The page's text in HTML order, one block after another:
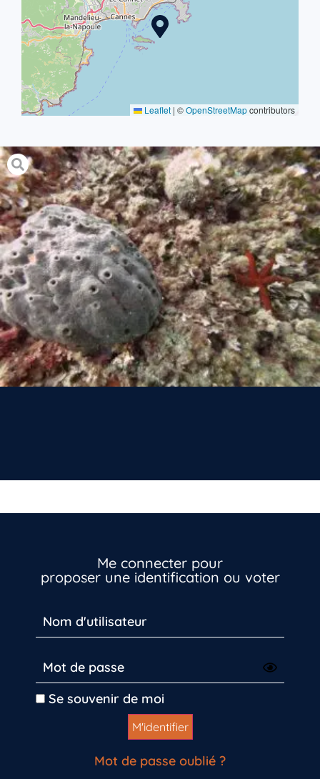
Leaflet | ©OpenStreetMapcontributors
Me connecter pour
proposer une identification ou voter
Se souvenir de moi
Mot de passe oublié ?
Vous n’êtes pas encore inscrit à Biolit ?
Inscrivez-vous dès maintenant